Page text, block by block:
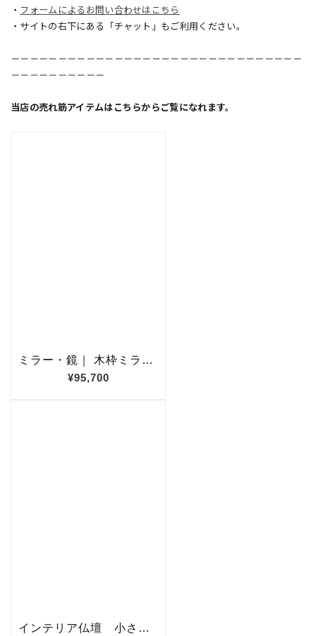
・ フォームによるお問い合わせはこちら
・サイトの右下にある「チャット」もご利用ください。
－－－－－－－－－－－－－－－－－－－－－－－－－－－－－－－
－－－－－－－－－－
当店の売れ筋アイテムはこちらからご覧になれます。